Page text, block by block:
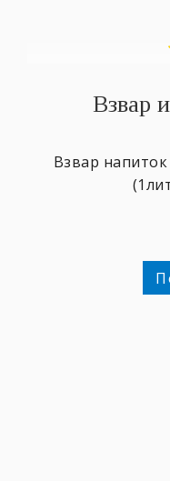
Взвар
Взвар